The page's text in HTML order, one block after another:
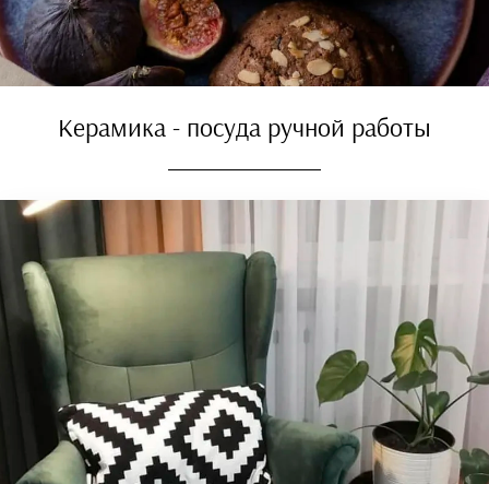
Керамика - посуда ручной работы